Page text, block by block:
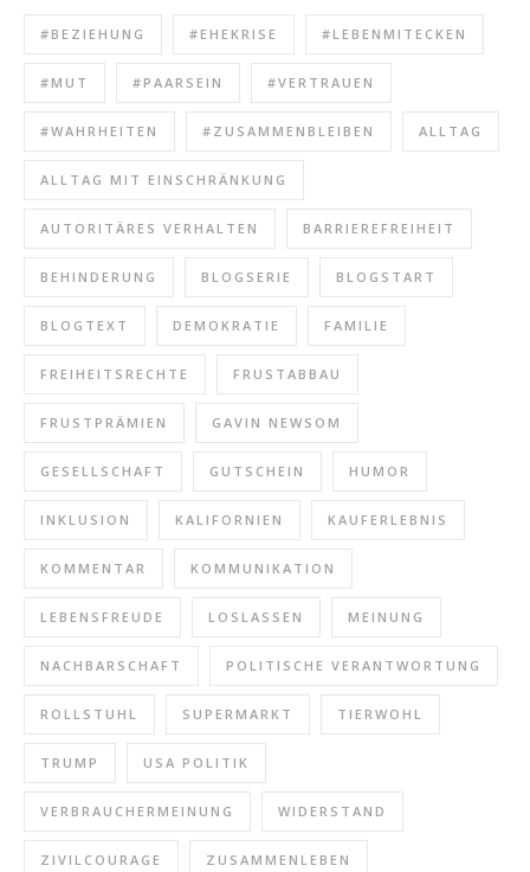
#BEZIEHUNG #EHEKRISE #LEBENMITECKEN
#MUT #PAARSEIN #VERTRAUEN
#WAHRHEITEN #ZUSAMMENBLEIBEN ALLTAG
ALLTAG MIT EINSCHRÄNKUNG
AUTORITÄRES VERHALTEN BARRIEREFREIHEIT
BEHINDERUNG BLOGSERIE BLOGSTART
BLOGTEXT DEMOKRATIE FAMILIE
FREIHEITSRECHTE FRUSTABBAU
FRUSTPRÄMIEN GAVIN NEWSOM
GESELLSCHAFT GUTSCHEIN HUMOR
INKLUSION KALIFORNIEN KAUFERLEBNIS
KOMMENTAR KOMMUNIKATION
LEBENSFREUDE LOSLASSEN MEINUNG
NACHBARSCHAFT POLITISCHE VERANTWORTUNG
ROLLSTUHL SUPERMARKT TIERWOHL
TRUMP USA POLITIK
VERBRAUCHERMEINUNG WIDERSTAND
ZIVILCOURAGE ZUSAMMENLEBEN